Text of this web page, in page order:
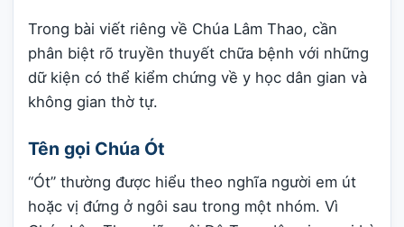
Trong bài viết riêng về Chúa Lâm Thao, cần
phân biệt rõ truyền thuyết chữa bệnh với những
dữ kiện có thể kiểm chứng về y học dân gian và
không gian thờ tự.
Tên gọi Chúa Ót
“Ót” thường được hiểu theo nghĩa người em út
hoặc vị đứng ở ngôi sau trong một nhóm. Vì